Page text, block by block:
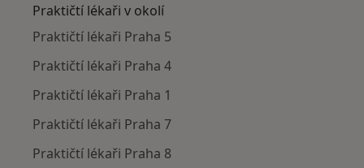
Praktičtí lékaři v okolí
Praktičtí lékaři Praha 5
Praktičtí lékaři Praha 4
Praktičtí lékaři Praha 1
Praktičtí lékaři Praha 7
Praktičtí lékaři Praha 8